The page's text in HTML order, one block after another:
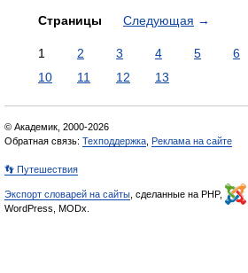
Страницы Следующая →
1 2 3 4 5 6
10
11 12 13
© Академик, 2000-2026
Обратная связь: Техподдержка Реклама на сайте
👣 Путешествия
Экспорт словарей на сайты , сделанные на PHP,
WordPress, MODx.